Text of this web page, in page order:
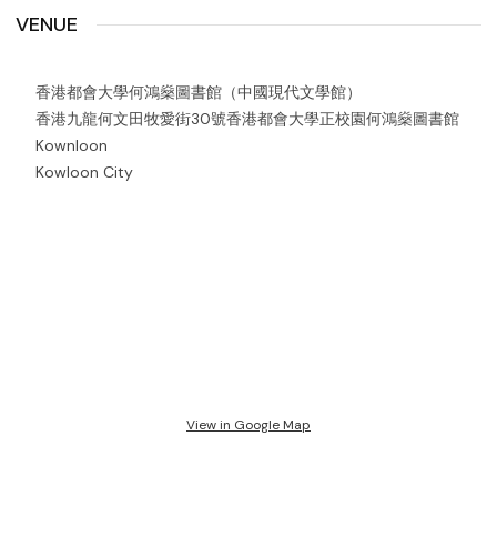
VENUE
香港都會大學何鴻燊圖書館（中國現代文學館）
香港九龍何文田牧愛街30號香港都會大學正校園何鴻燊圖書館
Kownloon
Kowloon City
View in Google Map